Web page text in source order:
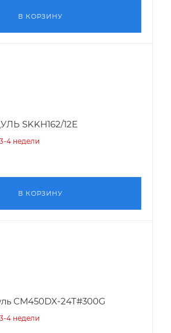
В КОРЗИНУ
SKKH162/12E
4 недели
В КОРЗИНУ
CM450DX-24T#300G
4 недели